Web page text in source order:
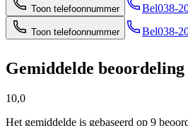
Toon telefoonnummer Bel038-
Toon telefoonnummer Bel038-
Gemiddelde beoordeling
10,0
Het gemiddelde is gebaseerd op 9